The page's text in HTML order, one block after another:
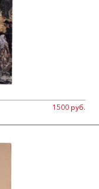
1500 руб.